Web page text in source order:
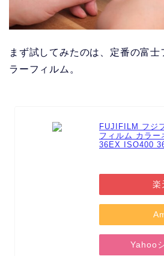
まず試してみたのは、定番の富
ラーフィルム。
FUJIFILM フジ
フィルム カラー
36EX ISO400
楽
Yahoo